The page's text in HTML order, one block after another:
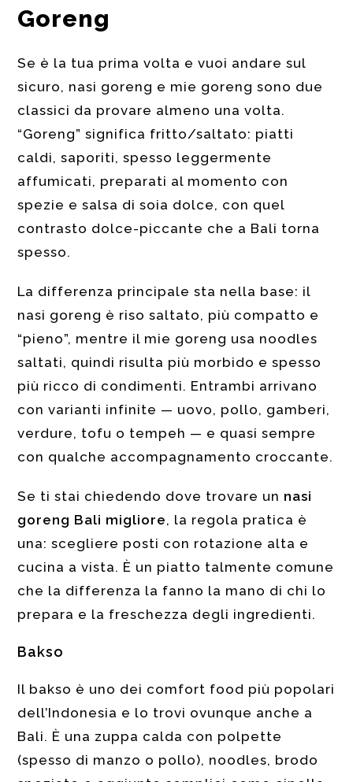
Goreng
Se è la tua prima volta e vuoi andare sul
sicuro, nasi goreng e mie goreng sono due
classici da provare almeno una volta.
“Goreng” significa fritto/saltato: piatti
caldi, saporiti, spesso leggermente
affumicati, preparati al momento con
spezie e salsa di soia dolce, con quel
contrasto dolce-piccante che a Bali torna
spesso.
La differenza principale sta nella base: il
nasi goreng è riso saltato, più compatto e
“pieno”, mentre il mie goreng usa noodles
saltati, quindi risulta più morbido e spesso
più ricco di condimenti. Entrambi arrivano
con varianti infinite — uovo, pollo, gamberi,
verdure, tofu o tempeh — e quasi sempre
con qualche accompagnamento croccante.
Se ti stai chiedendo dove trovare un nasi
goreng Bali migliore, la regola pratica è
una: scegliere posti con rotazione alta e
cucina a vista. È un piatto talmente comune
che la differenza la fanno la mano di chi lo
prepara e la freschezza degli ingredienti.
Bakso
Il bakso è uno dei comfort food più popolari
dell’Indonesia e lo trovi ovunque anche a
Bali. È una zuppa calda con polpette
(spesso di manzo o pollo), noodles, brodo